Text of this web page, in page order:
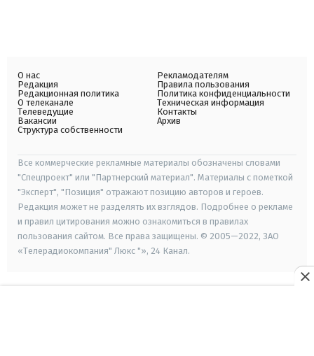
О нас
Редакция
Редакционная политика
О телеканале
Телеведущие
Вакансии
Структура собственности
Рекламодателям
Правила пользования
Политика конфиденциальности
Техническая информация
Контакты
Архив
Все коммерческие рекламные материалы обозначены словами
"Спецпроект" или "Партнерский материал". Материалы с пометкой
"Эксперт", "Позиция" отражают позицию авторов и героев.
Редакция может не разделять их взглядов. Подробнее о рекламе
и правил цитирования можно ознакомиться в правилах
пользования сайтом. Все права защищены. © 2005—2022, ЗАО
«Телерадиокомпания" Люкс "», 24 Канал.